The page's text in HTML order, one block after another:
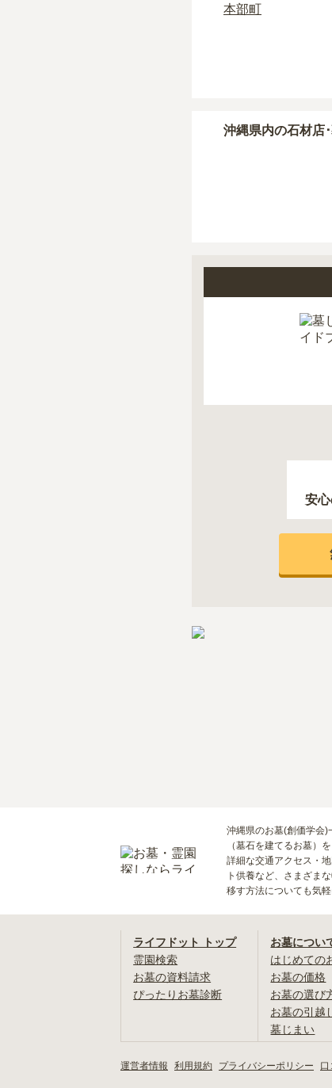
・年間管理費
現地への見学が
本部町
沖縄県内の石材店
安
沖縄県のお墓(創価学会
（墓石を建てるお墓）
詳細な交通アクセス・
ト供養など、さまざま
移す方法についても気軽
ライフドット トップ
霊園検索
お墓の資料請求
ぴったりお墓診断
お墓につい
はじめての
お墓の価格
お墓の選び
お墓の引越
墓じまい
運営者情報 利用規約 プライバシーポリシー 口